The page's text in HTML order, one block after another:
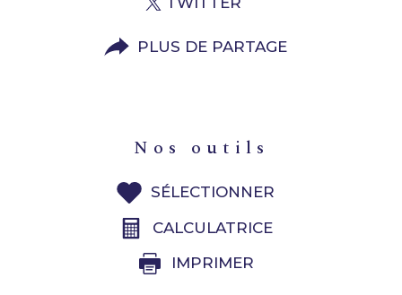
PLUS DE PARTAGE
nos outils
SÉLECTIONNER
CALCULATRICE
IMPRIMER